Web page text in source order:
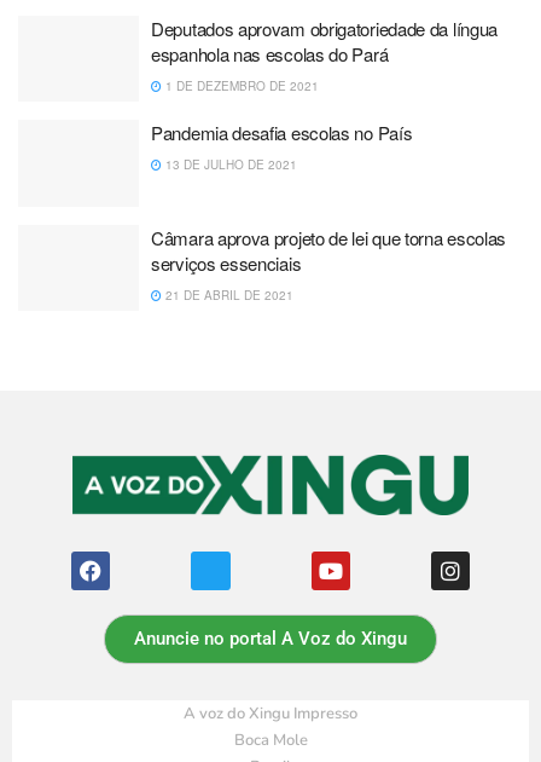
Deputados aprovam obrigatoriedade da língua
espanhola nas escolas do Pará
1 DE DEZEMBRO DE 2021
Pandemia desafia escolas no País
13 DE JULHO DE 2021
Câmara aprova projeto de lei que torna escolas
serviços essenciais
21 DE ABRIL DE 2021
Anuncie no portal A Voz do Xingu
A voz do Xingu Impresso
Boca Mole